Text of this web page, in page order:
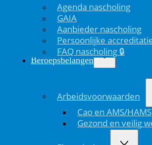
Agenda nascholing
GAIA
Aanbieder nascholing
Persoonlijke
FAQ nascholing 🔒
Beroepsbelangen
Arbeidsvoorwaarden
Cao en AMS/HAMS
Gezond en veilig